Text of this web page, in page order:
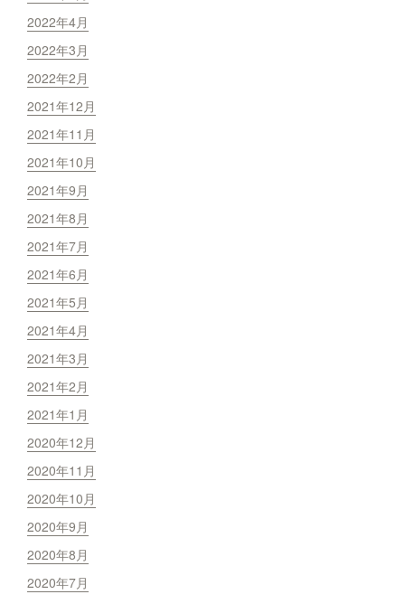
2022年4月
2022年3月
2022年2月
2021年12月
2021年11月
2021年10月
2021年9月
2021年8月
2021年7月
2021年6月
2021年5月
2021年4月
2021年3月
2021年2月
2021年1月
2020年12月
2020年11月
2020年10月
2020年9月
2020年8月
2020年7月